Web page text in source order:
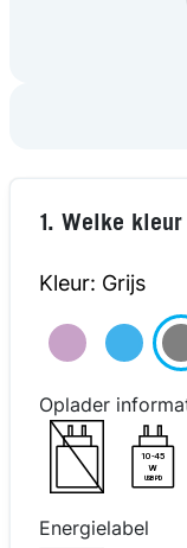
€289
1. Welke
Kleur: Grijs
Oplader
10-45
W
USB PD
Energielabel